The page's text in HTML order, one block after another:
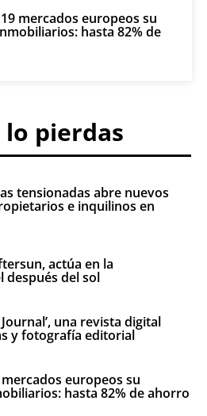
mercados europeos su
hasta 82% de
lo pierdas
tensionadas abre nuevos
e inquilinos en
actúa en la
después del sol
Journal’, una revista digital
y fotografía editorial
europeos su
hasta 82% de ahorro